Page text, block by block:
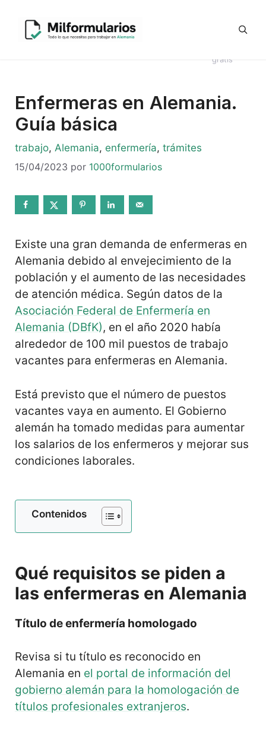
contenido Telegram
#8044
(sin
Revisión
CV en
Kündigung
gratis
Enfermeras en Alemania.
Guía básica
Categorías
trabajo, Alemania, enfermería, trámites
15/04/2023 por 1000formularios
Existe una gran demanda de enfermeras en
Alemania debido al envejecimiento de la
población y el aumento de las necesidades
de atención médica. Según datos de la
Asociación Federal de Enfermería en
Alemania (DBfK), en el año 2020 había
alrededor de 100 mil puestos de trabajo
vacantes para enfermeras en Alemania.
Está previsto que el número de puestos
vacantes vaya en aumento. El Gobierno
alemán ha tomado medidas para aumentar
los salarios de los enfermeros y mejorar sus
condiciones laborales.
Contenidos
Qué requisitos se piden a
las enfermeras en Alemania
Título de enfermería homologado
Revisa si tu título es reconocido en
Alemania en el portal de información del
gobierno alemán para la homologación de
títulos profesionales extranjeros.